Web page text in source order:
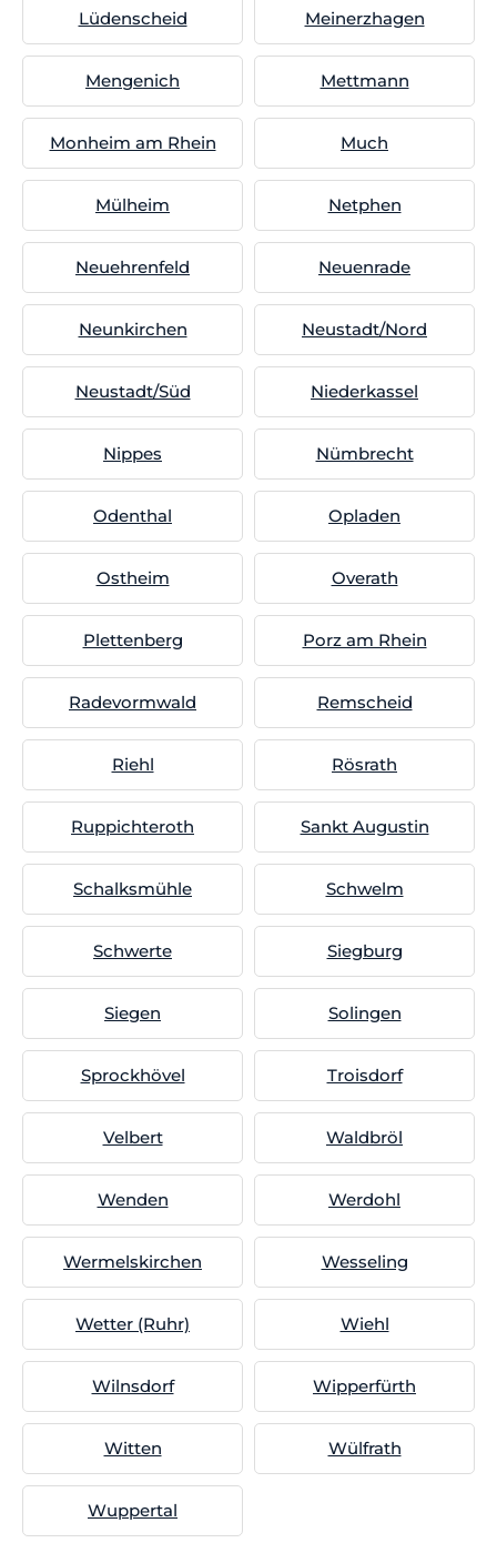
Lüdenscheid Meinerzhagen
Mengenich Mettmann
Monheim am Rhein Much
Mülheim Netphen
Neuehrenfeld Neuenrade
Neunkirchen Neustadt/Nord
Neustadt/Süd Niederkassel
Nippes Nümbrecht
Odenthal Opladen
Ostheim Overath
Plettenberg Porz am Rhein
Radevormwald Remscheid
Riehl Rösrath
Ruppichteroth Sankt Augustin
Schalksmühle Schwelm
Schwerte Siegburg
Siegen Solingen
Sprockhövel Troisdorf
Velbert Waldbröl
Wenden Werdohl
Wermelskirchen Wesseling
Wetter (Ruhr) Wiehl
Wilnsdorf Wipperfürth
Witten Wülfrath
Wuppertal